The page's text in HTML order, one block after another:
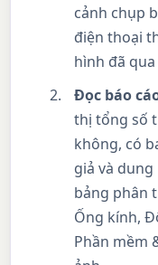
cảnh chụp
điện thoại
hình đã
Đọc báo
thị tổng số
không, có
giả và
bảng phân
Ống kính,
Phần mềm